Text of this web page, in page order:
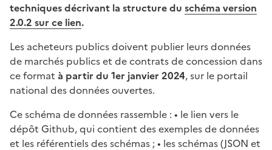
techniques décrivant la structure du schéma version
2.0.2 sur ce lien.
Les acheteurs publics doivent publier leurs données
de marchés publics et de contrats de concession dans
ce format à partir du 1er janvier 2024, sur le portail
national des données ouvertes.
Ce schéma de données rassemble : • le lien vers le
dépôt Github, qui contient des exemples de données
et les référentiels des schémas ; • les schémas (JSON et